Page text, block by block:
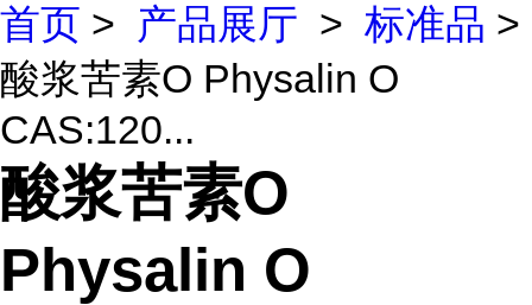
首页 > 产品展厅 > 标准品 >
酸浆苦素O Physalin O
CAS:120...
酸浆苦素O
Physalin O